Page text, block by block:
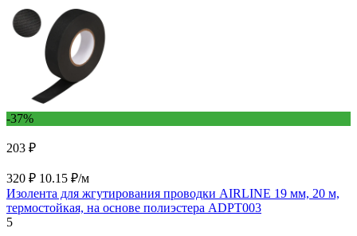
-37%
203 ₽
320 ₽ 10.15 ₽/м
Изолента для жгутирования проводки AIRLINE 19 мм, 20 м,
термостойкая, на основе полиэстера ADPT003
5